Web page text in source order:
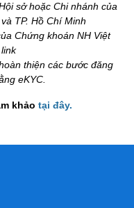
sở hoặc Chi nhánh của
TP. Hồ Chí Minh
Chứng khoán NH Việt
thiện các bước đăng
eKYC.
khảo tại đây.